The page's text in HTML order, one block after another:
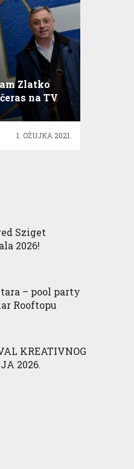
Zlatko
na TV
ja
1. OŽUJKA 2021.
Sziget
2026!
– pool party
Rooftopu
KREATIVNOG
2026.